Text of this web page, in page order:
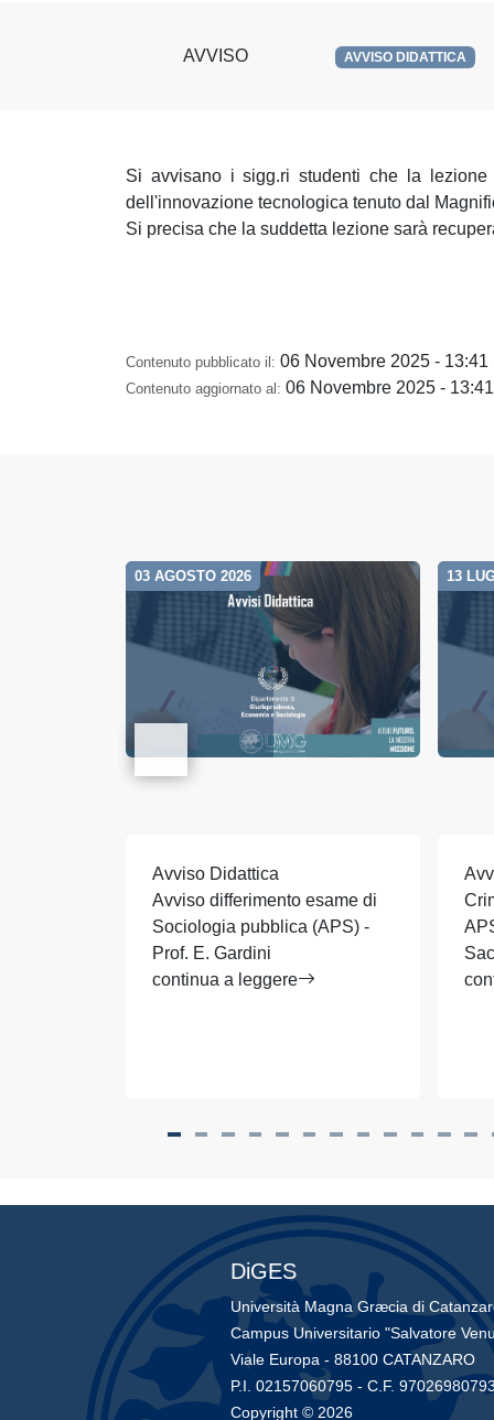
AVVISO AVVISO DIDATTICA
Si avvisano i sigg.ri studenti che la
dell'innovazione tecnologica tenuto dal
Si precisa che la suddetta lezione sarà
Contenuto pubblicato il: 06 Novembre 2025 - 13:41
Contenuto aggiornato al: 06 Novembre 2025 - 13:41
03 AGOSTO 2026
Avviso Didattica
Avviso differimento esame di
Sociologia pubblica (APS) -
Prof. E. Gardini
continua a leggere
13
DiGES
Università Magna Græcia di
Campus Universitario "Salvatore
Viale Europa - 88100 CATANZARO
P.I. 02157060795 - C.F.
Copyright © 2026